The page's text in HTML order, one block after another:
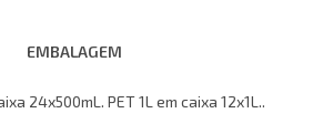
EMBALAGEM
24x500mL. PET 1L em caixa 12x1L..